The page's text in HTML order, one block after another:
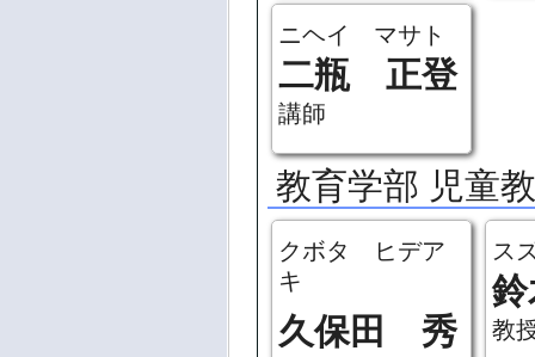
ニヘイ マサト
二瓶 正登
講師
教育学部 児童
クボタ ヒデア
キ
久保田 秀
ス
教